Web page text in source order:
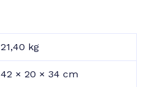
21,40 kg
42 × 20 × 34 cm